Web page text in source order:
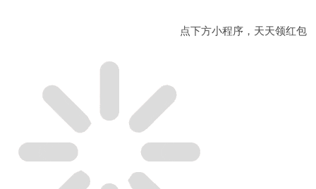
点下方小程序，天天领红包